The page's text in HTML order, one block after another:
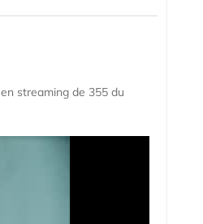
streaming de 355 du